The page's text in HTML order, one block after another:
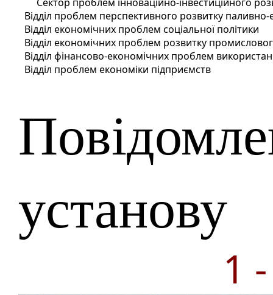
Відділ проблем перспективного розвитку
Відділ економічних проблем соціальної політики
Відділ економічних проблем розвитку
Відділ фінансово-економічних проблем
Відділ проблем економіки підприємств
установу
1